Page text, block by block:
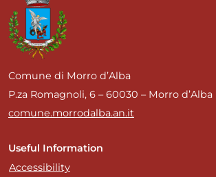
Comune di Morro d’Alba
P.za Romagnoli, 6 – 60030 – Morro d’Alba
comune.morrodalba.an.it
Useful Information
Accessibility